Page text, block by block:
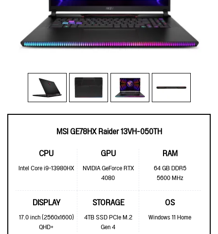
MSI GE78HX Raider 13VH-050TH
CPU
Intel Core i9-13980HX
GPU
NVIDIA GeForce RTX
4080
RAM
64 GB DDR5
5600 MHz
DISPLAY
17.0 inch (2560x1600)
QHD+
STORAGE
4TB SSD PCIe M.2
Gen 4
OS
Windows 11 Home